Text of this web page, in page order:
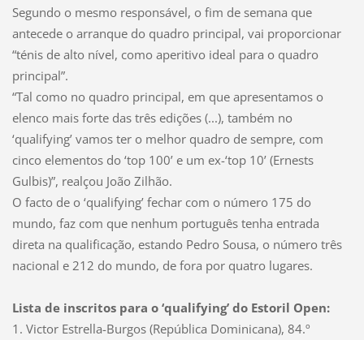
Segundo o mesmo responsável, o fim de semana que
antecede o arranque do quadro principal, vai proporcionar
“ténis de alto nível, como aperitivo ideal para o quadro
principal”.
“Tal como no quadro principal, em que apresentamos o
elenco mais forte das três edições (...), também no
‘qualifying’ vamos ter o melhor quadro de sempre, com
cinco elementos do ‘top 100’ e um ex-‘top 10’ (Ernests
Gulbis)”, realçou João Zilhão.
O facto de o ‘qualifying’ fechar com o número 175 do
mundo, faz com que nenhum português tenha entrada
direta na qualificação, estando Pedro Sousa, o número três
nacional e 212 do mundo, de fora por quatro lugares.
Lista de inscritos para o ‘qualifying’ do Estoril Open:
1. Victor Estrella-Burgos (República Dominicana), 84.º